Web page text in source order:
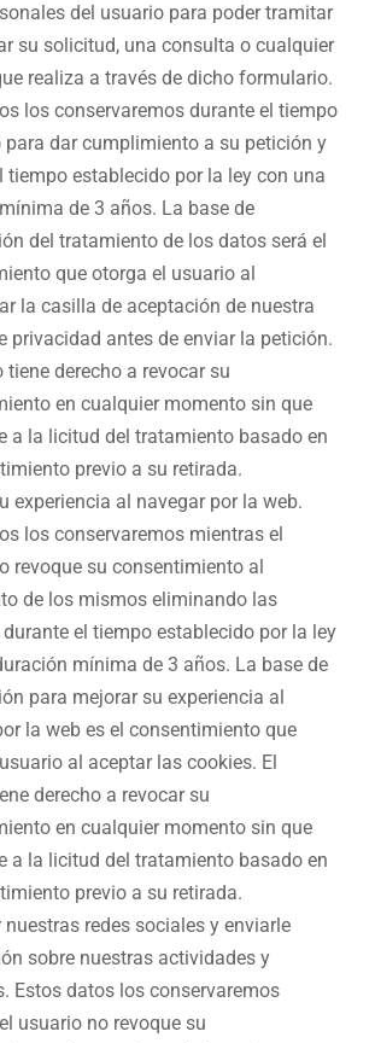
del usuario para poder tramitar
su solicitud, una consulta o cualquier
realiza a través de dicho formulario.
los conservaremos durante el tiempo
para dar cumplimiento a su petición y
tiempo establecido por la ley con una
de 3 años. La base de
del tratamiento de los datos será el
que otorga el usuario al
la casilla de aceptación de nuestra
privacidad antes de enviar la petición.
tiene derecho a revocar su
en cualquier momento sin que
a la licitud del tratamiento basado en
previo a su retirada.
experiencia al navegar por la web.
los conservaremos mientras el
revoque su consentimiento al
de los mismos eliminando las
el tiempo establecido por la ley
mínima de 3 años. La base de
para mejorar su experiencia al
la web es el consentimiento que
al aceptar las cookies. El
derecho a revocar su
en cualquier momento sin que
a la licitud del tratamiento basado en
previo a su retirada.
nuestras redes sociales y enviarle
sobre nuestras actividades y
Estos datos los conservaremos
usuario no revoque su